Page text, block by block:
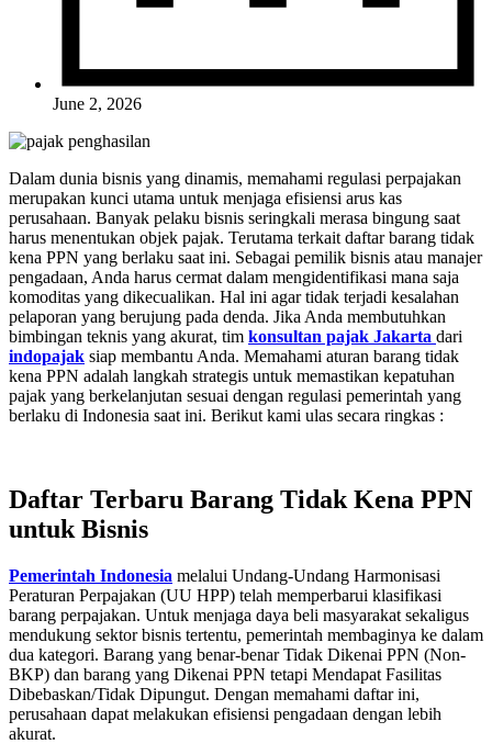
June 2, 2026
Dalam dunia bisnis yang dinamis, memahami regulasi perpajakan
merupakan kunci utama untuk menjaga efisiensi arus kas
perusahaan. Banyak pelaku bisnis seringkali merasa bingung saat
harus menentukan objek pajak. Terutama terkait daftar barang tidak
kena PPN yang berlaku saat ini. Sebagai pemilik bisnis atau manajer
pengadaan, Anda harus cermat dalam mengidentifikasi mana saja
komoditas yang dikecualikan. Hal ini agar tidak terjadi kesalahan
pelaporan yang berujung pada denda. Jika Anda membutuhkan
bimbingan teknis yang akurat, tim konsultan pajak Jakarta dari
indopajak siap membantu Anda. Memahami aturan barang tidak
kena PPN adalah langkah strategis untuk memastikan kepatuhan
pajak yang berkelanjutan sesuai dengan regulasi pemerintah yang
berlaku di Indonesia saat ini. Berikut kami ulas secara ringkas :
Daftar Terbaru Barang Tidak Kena PPN
untuk Bisnis
Pemerintah Indonesia melalui Undang-Undang Harmonisasi
Peraturan Perpajakan (UU HPP) telah memperbarui klasifikasi
barang perpajakan. Untuk menjaga daya beli masyarakat sekaligus
mendukung sektor bisnis tertentu, pemerintah membaginya ke dalam
dua kategori. Barang yang benar-benar Tidak Dikenai PPN (Non-
BKP) dan barang yang Dikenai PPN tetapi Mendapat Fasilitas
Dibebaskan/Tidak Dipungut. Dengan memahami daftar ini,
perusahaan dapat melakukan efisiensi pengadaan dengan lebih
akurat.